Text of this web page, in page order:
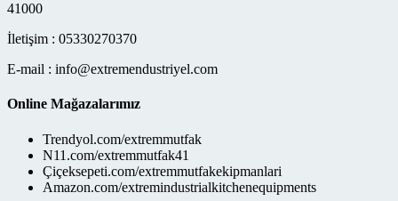
41000
İletişim : 05330270370
E-mail : info@extremendustriyel.com
Online Mağazalarımız
Trendyol.com/extremmutfak
N11.com/extremmutfak41
Çiçeksepeti.com/extremmutfakekipmanlari
Amazon.com/extremindustrialkitchenequipments